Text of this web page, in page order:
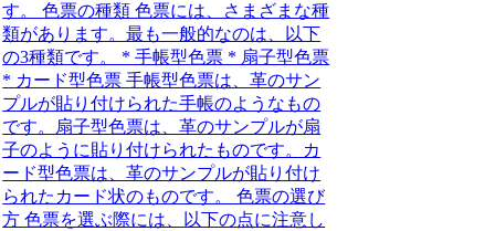
す。 色票の種類 色票には、さまざまな種
類があります。最も一般的なのは、以下
の3種類です。 * 手帳型色票 * 扇子型色票
* カード型色票 手帳型色票は、革のサン
プルが貼り付けられた手帳のようなもの
です。扇子型色票は、革のサンプルが扇
子のように貼り付けられたものです。カ
ード型色票は、革のサンプルが貼り付け
られたカード状のものです。 色票の選び
方 色票を選ぶ際には、以下の点に注意し